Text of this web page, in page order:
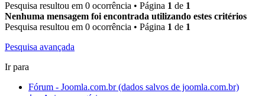
Pesquisa resultou em 0 ocorrência • Página 1 de 1
Nenhuma mensagem foi encontrada utilizando estes critérios
Pesquisa resultou em 0 ocorrência • Página 1 de 1
Pesquisa avançada
Ir para
Fórum - Joomla.com.br (dados salvos de joomla.com.br)